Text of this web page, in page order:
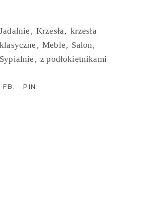
Jadalnie Krzesła krzesła
klasyczne Meble Salon
Sypialnie z podłokietnikami
FB PIN